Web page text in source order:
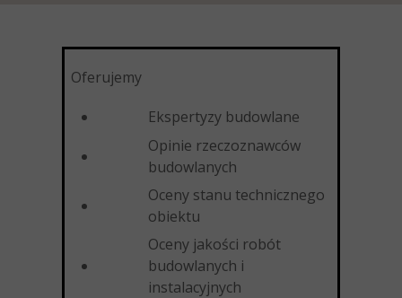
Oferujemy
Ekspertyzy budowlane
Opinie rzeczoznawców
budowlanych
Oceny stanu technicznego
obiektu
Oceny jakości robót
budowlanych i
instalacyjnych